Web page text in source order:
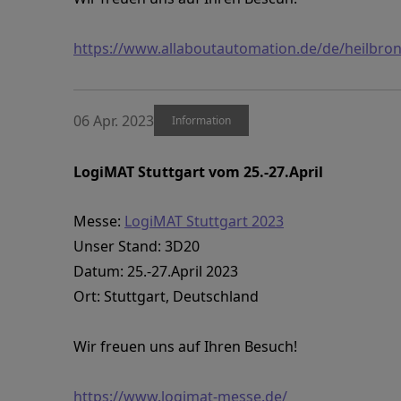
https://www.allaboutautomation.de/de/
06 Apr. 2023 Information
LogiMAT Stuttgart vom 25.-27.April
Messe: LogiMAT Stuttgart 2023
Unser Stand: 3D20
Datum: 25.-27.April 2023
Ort: Stuttgart, Deutschland
Wir freuen uns auf Ihren Besuch!
https://www.logimat-messe.de/